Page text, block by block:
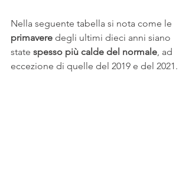
Nella seguente tabella si nota come le
primavere degli ultimi dieci anni siano
state spesso più calde del normale, ad
eccezione di quelle del 2019 e del 2021.